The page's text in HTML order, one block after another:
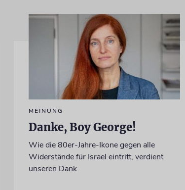
MEINUNG
Danke, Boy George!
Wie die 80er-Jahre-Ikone gegen alle
Widerstände für Israel eintritt, verdient
unseren Dank